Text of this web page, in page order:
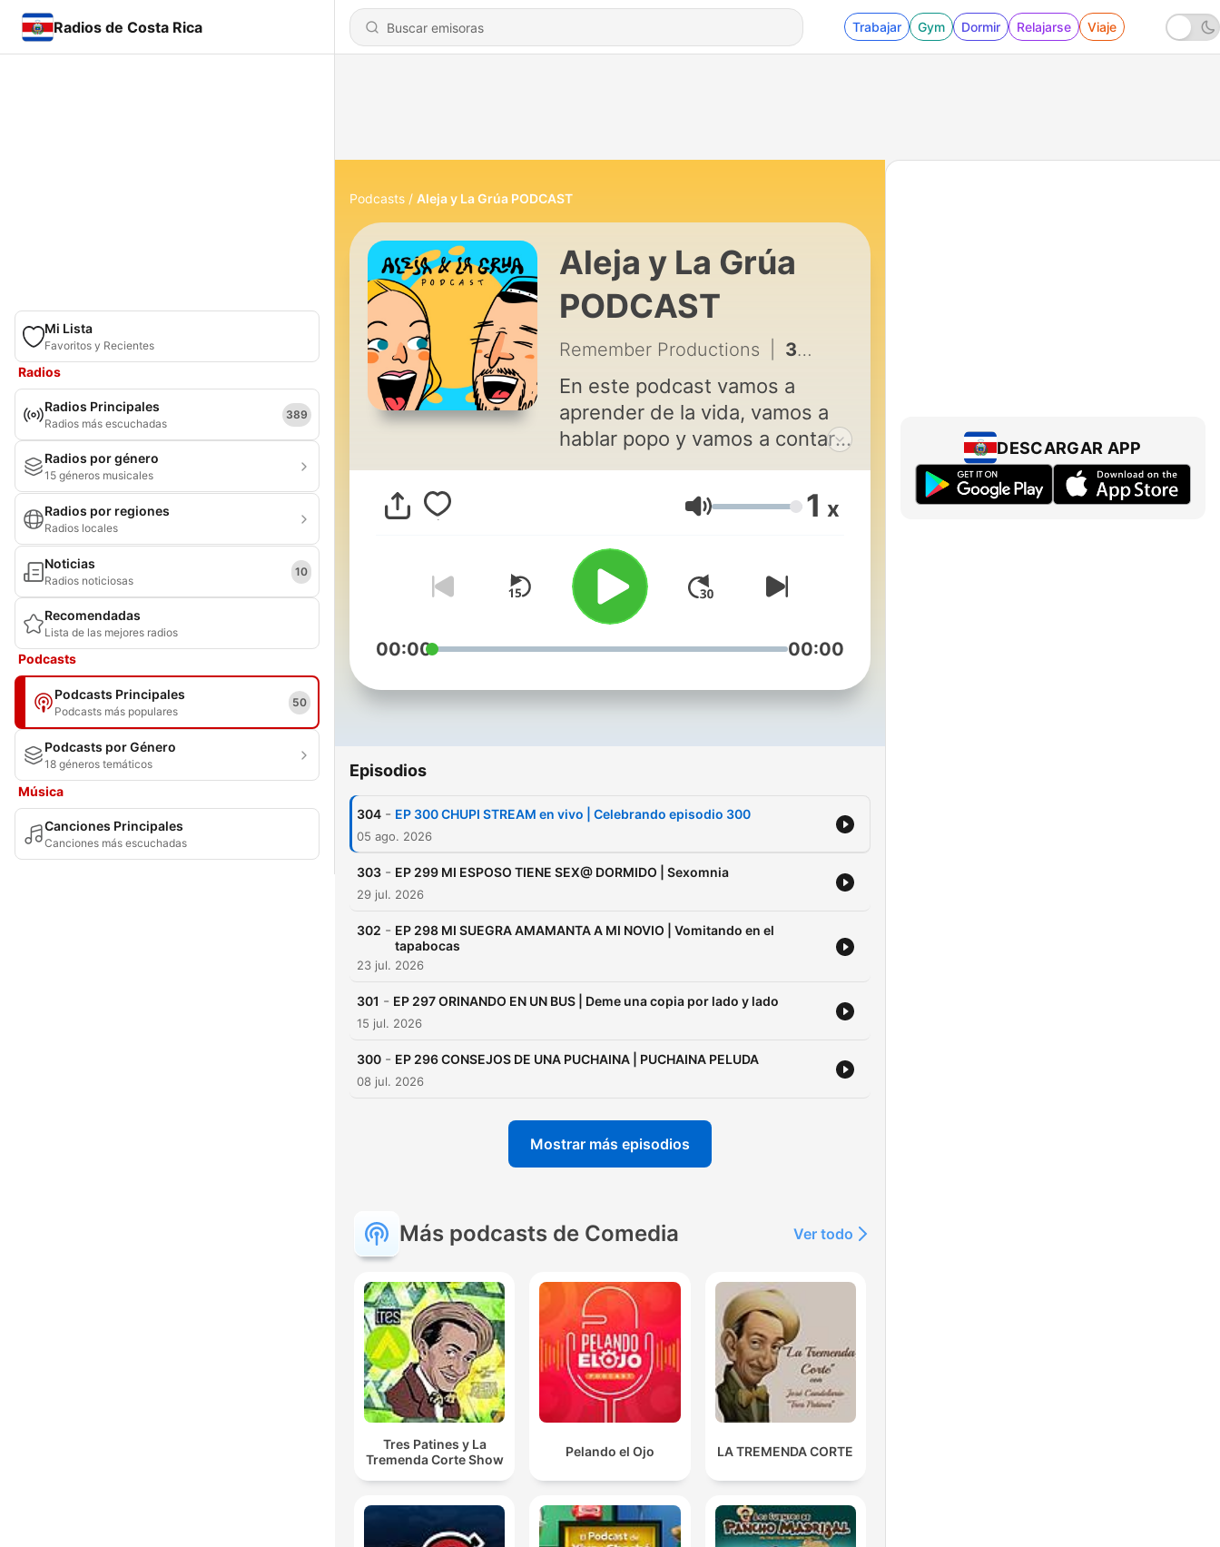
Radios de Costa Rica Trabajar Gym Dormir Relajarse Viaje
Mi Lista
Favoritos y Recientes
Radios
Radios Principales
Radios más escuchadas
389
Radios por género
15 géneros musicales
Radios por regiones
Radios locales
Noticias
Radios noticiosas
10
Recomendadas
Lista de las mejores radios
Podcasts
Podcasts Principales
Podcasts más populares
50
Podcasts por Género
18 géneros temáticos
Música
Canciones Principales
Canciones más escuchadas
Podcasts Aleja y La Grúa PODCAST
Aleja y La Grúa
PODCAST
Remember Productions 304 - EP 300 CHUPI STREAM en vivo | Celebrando episodio 300
En este podcast vamos a
aprender de la vida, vamos a
hablar popo y vamos a contar
un poco experiencias que tal
vez nos ayuden a ser un poco
vamos a tener invitados, en
otros voy a estar con mi novia
y en otros voy a estar yo solito.
Asi que nada, muchas gracias
si lo escuchan, nos vemos
EN YOUTUBE!!!
Volumen 1 x
00:00 00:00
Episodios
304 - EP 300 CHUPI STREAM en vivo | Celebrando episodio 300
05 ago. 2026
303 - EP 299 MI ESPOSO TIENE SEX@ DORMIDO | Sexomnia
29 jul. 2026
302 - EP 298 MI SUEGRA AMAMANTA A MI NOVIO | Vomitando en el
tapabocas
23 jul. 2026
301 - EP 297 ORINANDO EN UN BUS | Deme una copia por lado y lado
15 jul. 2026
300 - EP 296 CONSEJOS DE UNA PUCHAINA | PUCHAINA PELUDA
08 jul. 2026
Mostrar más episodios
Más podcasts de Comedia Ver todo
Tres Patines y La
Tremenda Corte Show
Pelando el Ojo LA TREMENDA CORTE
DESCARGAR APP